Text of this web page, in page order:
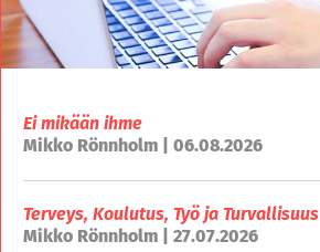
Ei mikään ihme
Mikko Rönnholm | 06.08.2026
Terveys, Koulutus, Työ ja Turvallisuus
Mikko Rönnholm | 27.07.2026